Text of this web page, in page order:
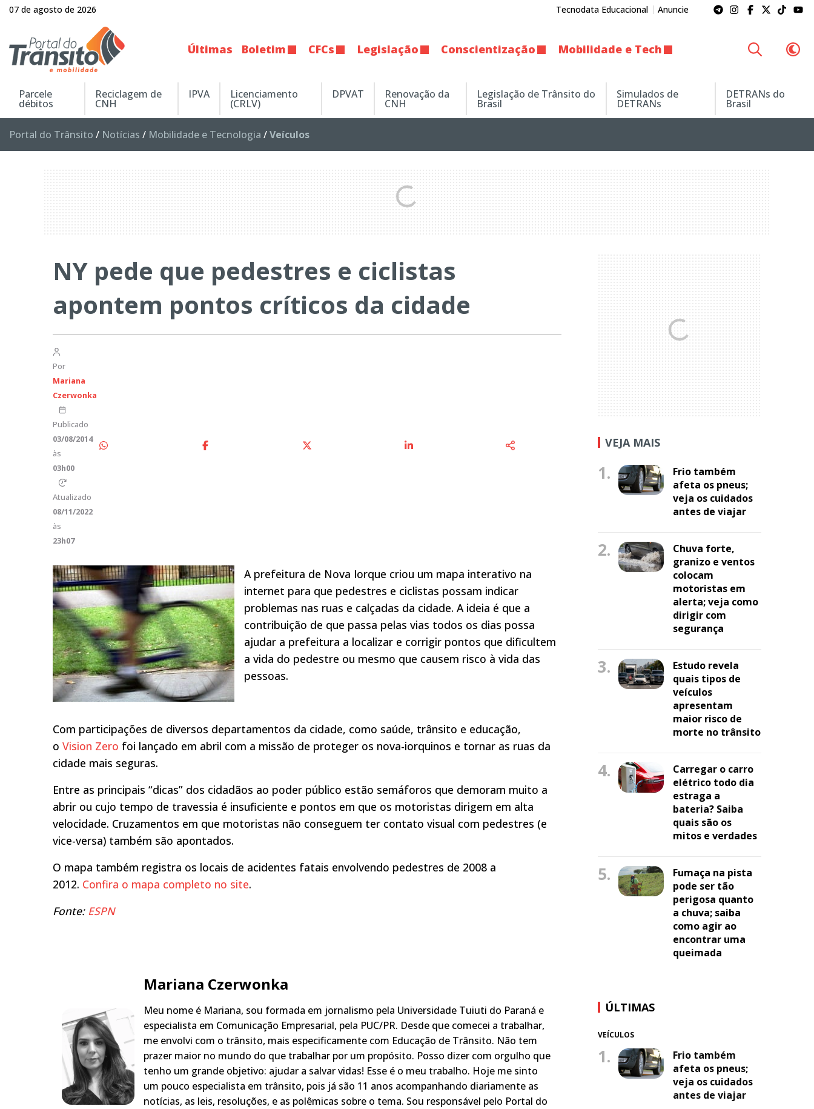
07 de agosto de 2026 Tecnodata Educacional Anuncie
Últimas Boletim CFCs Legislação Conscientização Mobilidade e Tech
Parcele
débitos
Reciclagem de
CNH
IPVA Licenciamento
(CRLV)
DPVAT Renovação da
CNH
Legislação de Trânsito do
Brasil
Simulados de
DETRANs
DETRANs do
Brasil
Portal do Trânsito / Notícias / Mobilidade e Tecnologia /Veículos
NY pede que pedestres e ciclistas
apontem pontos críticos da cidade
Por
Mariana
Czerwonka
Publicado
03/08/2014
às
03h00
Atualizado
08/11/2022
às
23h07
A prefeitura de Nova Iorque criou um mapa interativo na
internet para que pedestres e ciclistas possam indicar
problemas nas ruas e calçadas da cidade. A ideia é que a
contribuição de que passa pelas vias todos os dias possa
ajudar a prefeitura a localizar e corrigir pontos que dificultem
a vida do pedestre ou mesmo que causem risco à vida das
pessoas.
Com participações de diversos departamentos da cidade, como saúde, trânsito e educação,
o Vision Zero foi lançado em abril com a missão de proteger os nova-iorquinos e tornar as ruas da
cidade mais seguras.
Entre as principais “dicas” dos cidadãos ao poder público estão semáforos que demoram muito a
abrir ou cujo tempo de travessia é insuficiente e pontos em que os motoristas dirigem em alta
velocidade. Cruzamentos em que motoristas não conseguem ter contato visual com pedestres (e
vice-versa) também são apontados.
O mapa também registra os locais de acidentes fatais envolvendo pedestres de 2008 a
2012. Confira o mapa completo no site.
Fonte: ESPN
Mariana Czerwonka
Meu nome é Mariana, sou formada em jornalismo pela Universidade Tuiuti do Paraná e
especialista em Comunicação Empresarial, pela PUC/PR. Desde que comecei a trabalhar,
me envolvi com o trânsito, mais especificamente com Educação de Trânsito. Não tem
prazer maior no mundo do que trabalhar por um propósito. Posso dizer com orgulho que
tenho um grande objetivo: ajudar a salvar vidas! Esse é o meu trabalho. Hoje me sinto
um pouco especialista em trânsito, pois já são 11 anos acompanhando diariamente as
notícias, as leis, resoluções, e as polêmicas sobre o tema. Sou responsável pelo Portal do
VEJA MAIS
1.
Frio também
afeta os pneus;
veja os cuidados
antes de viajar
2.
Chuva forte,
granizo e ventos
colocam
motoristas em
alerta; veja como
dirigir com
segurança
3.
Estudo revela
quais tipos de
veículos
apresentam
maior risco de
morte no trânsito
4.
Carregar o carro
elétrico todo dia
estraga a
bateria? Saiba
quais são os
mitos e verdades
5.
Fumaça na pista
pode ser tão
perigosa quanto
a chuva; saiba
como agir ao
encontrar uma
queimada
ÚLTIMAS
VEÍCULOS
1.
Frio também
afeta os pneus;
veja os cuidados
antes de viajar